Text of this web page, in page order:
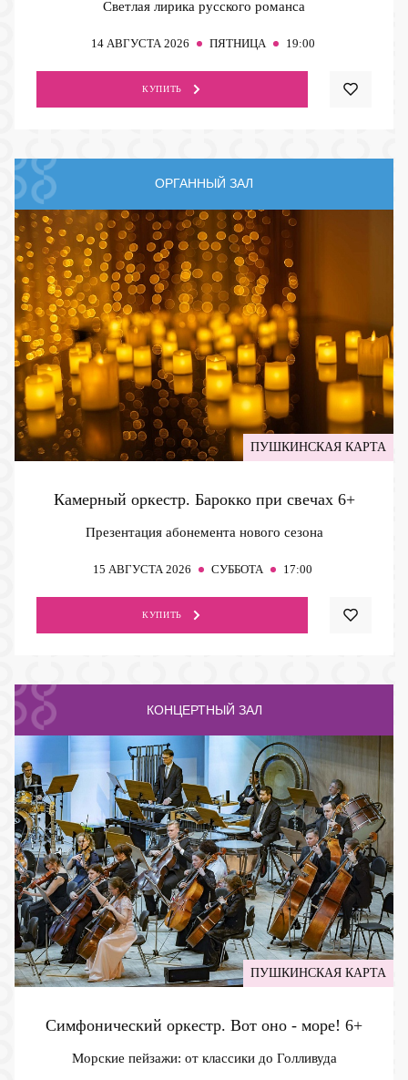
Светлая лирика русского романса
14 АВГУСТА 2026 ПЯТНИЦА 19:00
КУПИТЬ
ОРГАННЫЙ ЗАЛ
ПУШКИНСКАЯ КАРТА
Камерный оркестр. Барокко при свечах 6+
Презентация абонемента нового сезона
15 АВГУСТА 2026 СУББОТА 17:00
КУПИТЬ
КОНЦЕРТНЫЙ ЗАЛ
ПУШКИНСКАЯ КАРТА
Симфонический оркестр. Вот оно - море! 6+
Морские пейзажи: от классики до Голливуда